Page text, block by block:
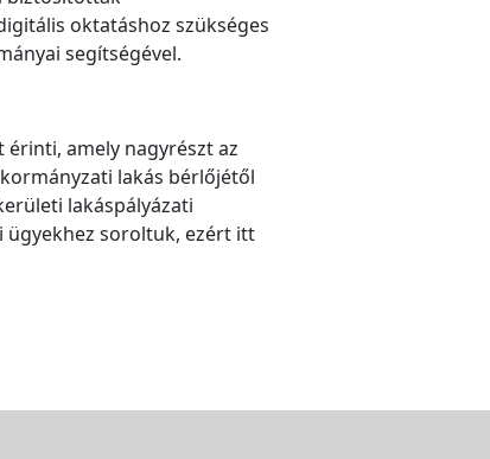
oktatáshoz szükséges
segítségével.
amely nagyrészt az
lakás bérlőjétől
lakáspályázati
ügyekhez soroltuk, ezért itt